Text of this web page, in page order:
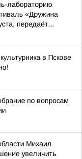
лабораторию
«Дружина
передаёт...
в Пскове
по вопросам
Михаил
увеличить